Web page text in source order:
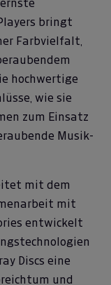
bringt
Farbvielfalt,
hochwertige
wie sie
zum Einsatz
Musik-
mit dem
mit
entwickelt
Discs eine
und